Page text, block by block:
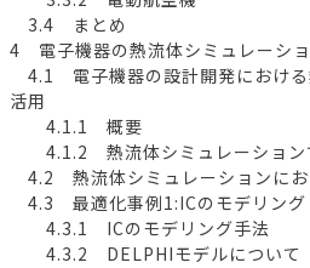
3.4 まとめ
4 電子機器の熱流体シミュレーシ
4.1 電子機器の設計開発における
活用
4.1.1 概要
4.1.2 熱流体シミュレーション
4.2 熱流体シミュレーションにお
4.3 最適化事例1:ICのモデリング
4.3.1 ICのモデリング手法
4.3.2 DELPHIモデルについて